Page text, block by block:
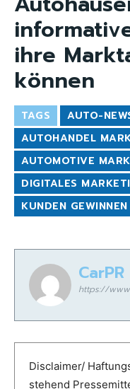
ihre
können
TAGS
AUTO-
AUTOHANDEL
AUTOMOTIVE
DIGITALES
KUNDEN
CarPR
https://
Disclaimer/
stehend